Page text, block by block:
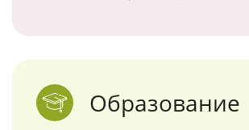
Образование